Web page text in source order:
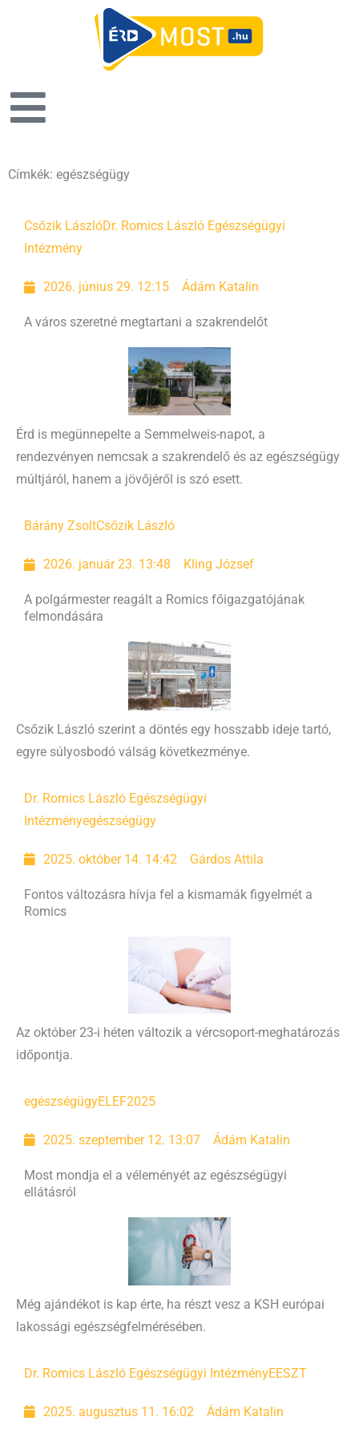
Címkék: egészségügy
Csőzik LászlóDr. Romics László Egészségügyi
Intézmény
2026. június 29. 12:15 Ádám Katalin
A város szeretné megtartani a szakrendelőt
Érd is megünnepelte a Semmelweis-napot, a
rendezvényen nemcsak a szakrendelő és az egészségügy
múltjáról, hanem a jövőjéről is szó esett.
Bárány ZsoltCsőzik László
2026. január 23. 13:48 Kling József
A polgármester reagált a Romics főigazgatójának
felmondására
Csőzik László szerint a döntés egy hosszabb ideje tartó,
egyre súlyosbodó válság következménye.
Dr. Romics László Egészségügyi
Intézményegészségügy
2025. október 14. 14:42 Gárdos Attila
Fontos változásra hívja fel a kismamák figyelmét a
Romics
Az október 23-i héten változik a vércsoport-meghatározás
időpontja.
egészségügyELEF2025
2025. szeptember 12. 13:07 Ádám Katalin
Most mondja el a véleményét az egészségügyi
ellátásról
Még ajándékot is kap érte, ha részt vesz a KSH európai
lakossági egészségfelmérésében.
Dr. Romics László Egészségügyi IntézményEESZT
2025. augusztus 11. 16:02 Ádám Katalin